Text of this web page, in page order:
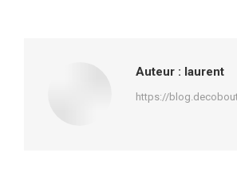
Auteur : laurent
https://